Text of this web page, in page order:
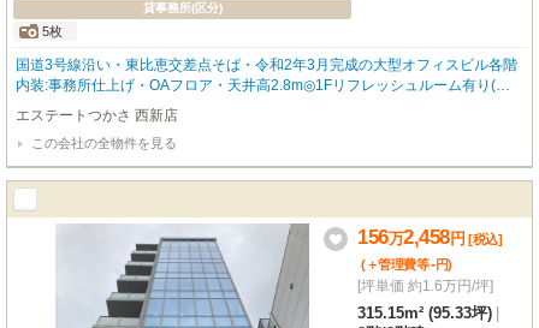
貸事務所(区分)
5枚
国道3号線沿い・東比恵交差点そば・令和2年3月完成の大型オフィスビル各階
内装:事務所仕上げ・OAフロア・天井高2.8m◎1Fリフレッシュルーム有り(喫
煙スペース)
エステートつかさ 西新店
この会社の全物件を見る
156万2,458円 [税込]
(＋管理費等-円)
[坪単価 約1.6万円/坪]
315.15m² (95.33坪)